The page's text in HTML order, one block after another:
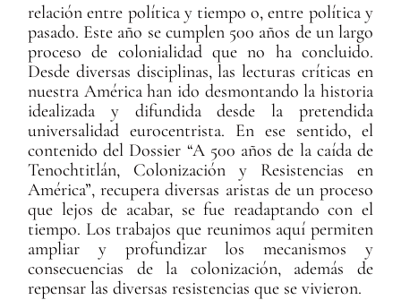
relación entre política y tiempo o, entre política y
pasado. Este año se cumplen 500 años de un largo
proceso de colonialidad que no ha concluido.
Desde diversas disciplinas, las lecturas críticas en
nuestra América han ido desmontando la historia
idealizada y difundida desde la pretendida
universalidad eurocentrista. En ese sentido, el
contenido del Dossier “A 500 años de la caída de
Tenochtitlán, Colonización y Resistencias en
América”, recupera diversas aristas de un proceso
que lejos de acabar, se fue readaptando con el
tiempo. Los trabajos que reunimos aquí permiten
ampliar y profundizar los mecanismos y
consecuencias de la colonización, además de
repensar las diversas resistencias que se vivieron.